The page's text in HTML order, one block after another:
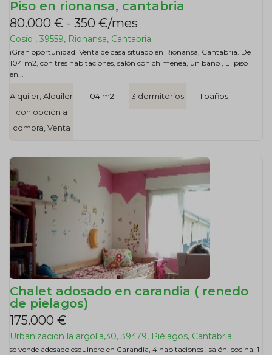
Piso en rionansa, cantabria
80.000 € - 350 €/mes
Cosío , 39559, Rionansa, Cantabria
¡Gran oportunidad! Venta de casa situado en Rionansa, Cantabria. De
104 m2, con tres habitaciones, salón con chimenea, un baño , El piso
en...
Alquiler, Alquiler
con opción a
compra, Venta
104 m2 3 dormitorios 1 baños
Chalet adosado en carandia ( renedo
de pielagos)
175.000 €
Urbanizacion la argolla,30, 39479, Piélagos, Cantabria
se vende adosado esquinero en Carandia, 4 habitaciones , salón, cocina, 1